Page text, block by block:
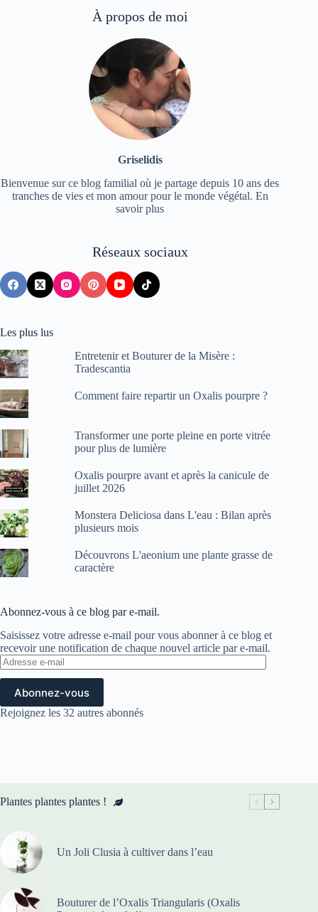
À propos de moi
Griselidis
Bienvenue sur ce blog familial où je partage depuis 10 ans des
tranches de vies et mon amour pour le monde végétal. En
savoir plus
Réseaux sociaux
Les plus lus
Entretenir et Bouturer de la Misère :
Tradescantia
Comment faire repartir un Oxalis pourpre ?
Transformer une porte pleine en porte vitrée
pour plus de lumière
Oxalis pourpre avant et après la canicule de
juillet 2026
Monstera Deliciosa dans L'eau : Bilan après
plusieurs mois
Découvrons L'aeonium une plante grasse de
caractère
Abonnez-vous à ce blog par e-mail.
Saisissez votre adresse e-mail pour vous abonner à ce blog et
recevoir une notification de chaque nouvel article par e-mail.
Adresse
e-
Abonnez-vous
Rejoignez les 32 autres abonnés
Plantes plantes plantes !
Un Joli Clusia à cultiver dans l’eau
Bouturer de l’Oxalis Triangularis (Oxalis